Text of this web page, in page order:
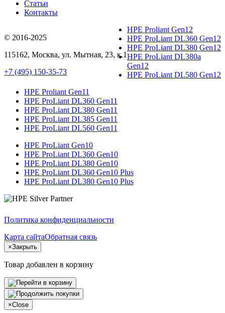
Статьи
Контакты
© 2016-2025
115162, Москва, ул. Мытная, 23, к.1
+7 (495) 150-35-73
HPE Proliant Gen12
HPE ProLiant DL360 Gen12
HPE ProLiant DL380 Gen12
HPE ProLiant DL380a
Gen12
HPE ProLiant DL580 Gen12
HPE Proliant Gen11
HPE ProLiant DL360 Gen11
HPE ProLiant DL380 Gen11
HPE ProLiant DL385 Gen11
HPE ProLiant DL560 Gen11
HPE ProLiant Gen10
HPE ProLiant DL360 Gen10
HPE ProLiant DL380 Gen10
HPE ProLiant DL360 Gen10 Plus
HPE ProLiant DL380 Gen10 Plus
Политика конфиденциальности
Карта сайтаОбратная связь
×Закрыть
Товар добавлен в корзину
×Close